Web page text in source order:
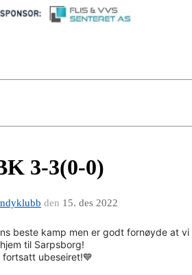
3-3(0-0)
den 15. des 2022
beste kamp men er godt fornøyde at vi
til Sarpsborg!
fortsatt ubeseiret!💙